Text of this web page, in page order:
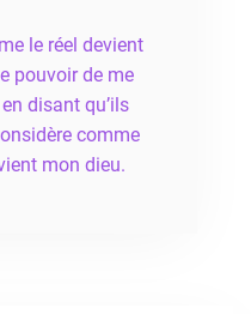
le réel devient
pouvoir de me
disant qu’ils
comme
mon dieu.